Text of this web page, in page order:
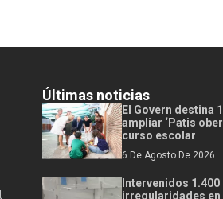
Últimas noticias
El Govern destina
ampliar ‘Patis
curso escolar
6 De Agosto De 2026
Intervenidos
irregularidades en